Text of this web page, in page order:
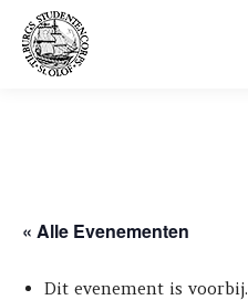
« Alle Evenementen
Dit evenement is voorbij.